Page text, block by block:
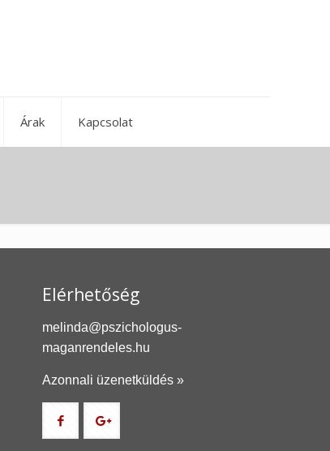
Árak Kapcsolat
Elérhetőség
melinda@pszichologus-
maganrendeles.hu
Azonnali üzenetküldés »